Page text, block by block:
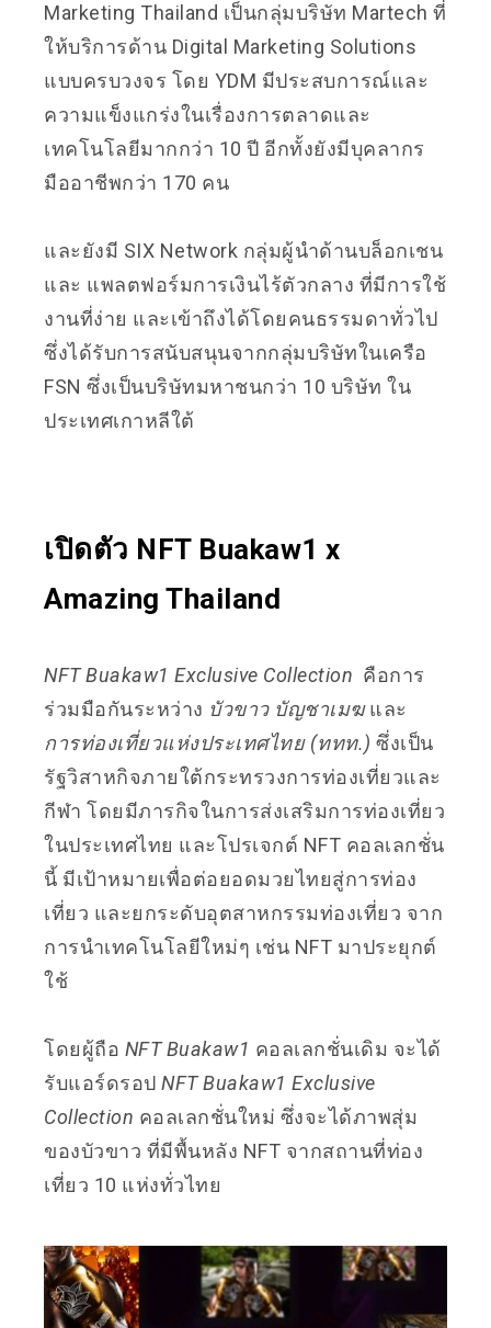
Marketing Thailand เป็นกลุ่มบริษัท Martech ที่
ให้บริการด้าน Digital Marketing Solutions
แบบครบวงจร โดย YDM มีประสบการณ์และ
ความแข็งแกร่งในเรื่องการตลาดและ
เทคโนโลยีมากกว่า 10 ปี อีกทั้งยังมีบุคลากร
มืออาชีพกว่า 170 คน
และยังมี SIX Network กลุ่มผู้นำด้านบล็อกเชน
และ แพลตฟอร์มการเงินไร้ตัวกลาง ที่มีการใช้
งานที่ง่าย และเข้าถึงได้โดยคนธรรมดาทั่วไป
ซึ่งได้รับการสนับสนุนจากกลุ่มบริษัทในเครือ
FSN ซึ่งเป็นบริษัทมหาชนกว่า 10 บริษัท ใน
ประเทศเกาหลีใต้
เปิดตัว NFT Buakaw1 x
Amazing Thailand
NFT Buakaw1 Exclusive Collection คือการ
ร่วมมือกันระหว่าง บัวขาว บัญชาเมฆและ
การท่องเที่ยวแห่งประเทศไทย (ททท.) ซึ่งเป็น
รัฐวิสาหกิจภายใต้กระทรวงการท่องเที่ยวและ
กีฬา โดยมีภารกิจในการส่งเสริมการท่องเที่ยว
ในประเทศไทย และโปรเจกต์ NFT คอลเลกชั่น
นี้ มีเป้าหมายเพื่อต่อยอดมวยไทยสู่การท่อง
เที่ยว และยกระดับอุตสาหกรรมท่องเที่ยว จาก
การนำเทคโนโลยีใหม่ๆ เช่น NFT มาประยุกต์
ใช้
โดยผู้ถือ NFT Buakaw1 คอลเลกชั่นเดิม จะได้
รับแอร์ดรอป NFT Buakaw1 Exclusive
Collection คอลเลกชั่นใหม่ ซึ่งจะได้ภาพสุ่ม
ของบัวขาว ที่มีพื้นหลัง NFT จากสถานที่ท่อง
เที่ยว 10 แห่งทั่วไทย